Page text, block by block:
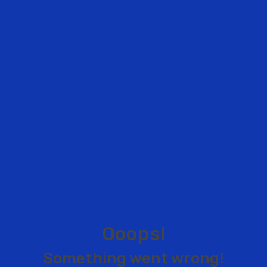
Ooops!
Something went wrong!